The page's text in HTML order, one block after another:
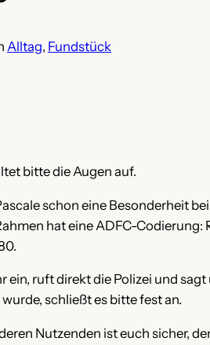
Alltag, Fundstück
bitte die Augen auf.
schon eine Besonderheit
hat eine ADFC-Codierung:
ein, ruft direkt die Polizei und sagt
schließt es bitte fest an.
Nutzenden ist euch sicher,